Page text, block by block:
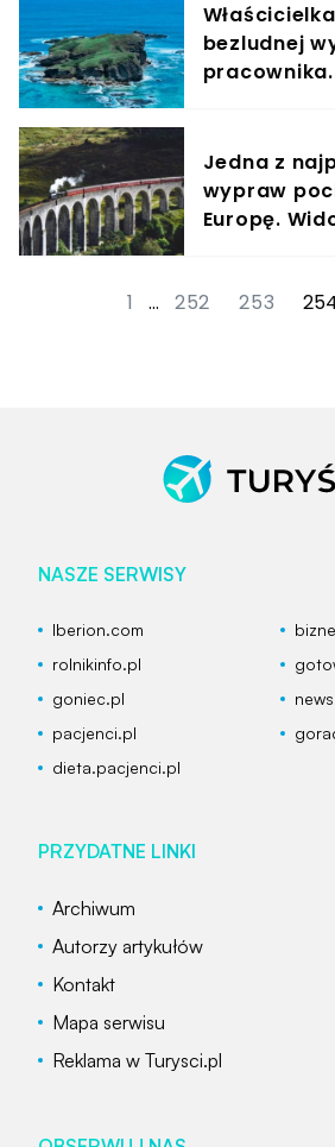
bezludnej
Jedna z
wypraw
Europę.
1
… 252 253
NASZE SERWISY
Iberion.com
rolnikinfo.pl
goniec.pl
pacjenci.pl
dieta.pacjenci.pl
PRZYDATNE LINKI
Archiwum
Autorzy artykułów
Kontakt
Mapa serwisu
Reklama w Turysci.pl